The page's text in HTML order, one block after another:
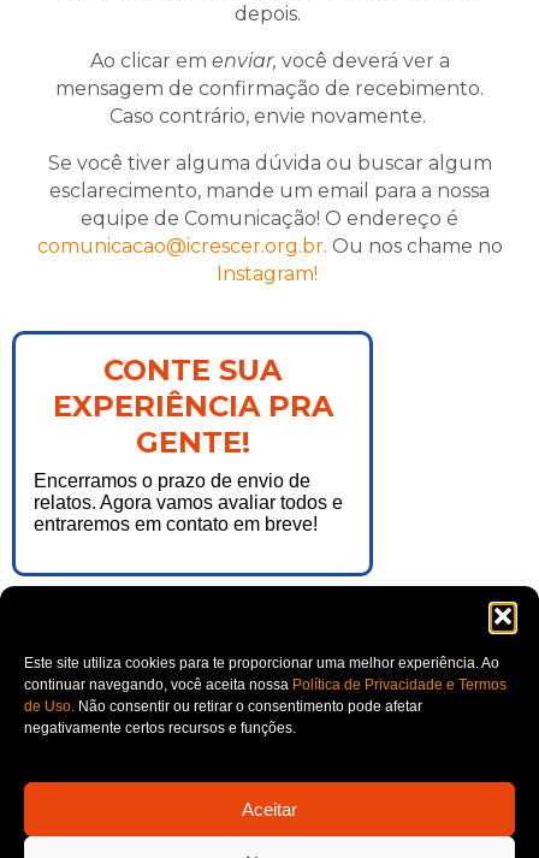
Este site utiliza cookies para te proporcionar uma melhor experiência. Ao
continuar navegando, você aceita nossa Política de Privacidade e Termos
de Uso. Não consentir ou retirar o consentimento pode afetar
negativamente certos recursos e funções.
Aceitar
depois.
Ao clicar em enviar, você deverá ver a
mensagem de confirmação de recebimento.
Caso contrário, envie novamente.
Se você tiver alguma dúvida ou buscar algum
esclarecimento, mande um email para a nossa
equipe de Comunicação! O endereço é
comunicacao@icrescer.org.br. Ou nos chame no
Instagram!
CONTE SUA
EXPERIÊNCIA PRA
GENTE!
Encerramos o prazo de envio de
relatos. Agora vamos avaliar todos e
entraremos em contato em breve!
CNPJ 04.130.842/0001-19